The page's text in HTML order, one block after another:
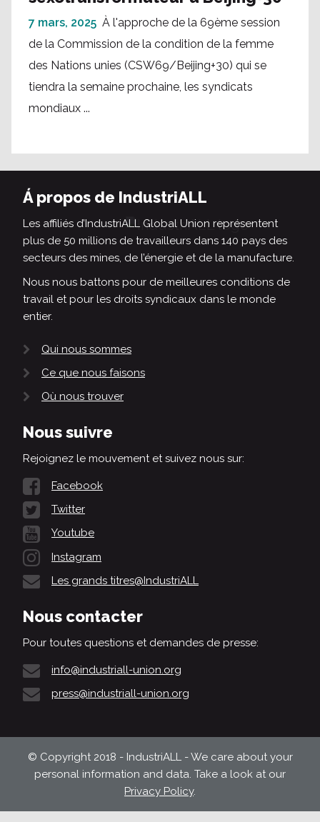
7 mars, 2025 À l'approche de la 69ème session
de la Commission de la condition de la femme
des Nations unies (CSW69/Beijing+30) qui se
tiendra la semaine prochaine, les syndicats
mondiaux ...
Á propos de IndustriALL
Les affiliés d’IndustriALL Global Union représentent
plus de 50 millions de travailleurs dans 140 pays des
secteurs des mines, de l’énergie et de la manufacture.
Nous nous battons pour de meilleures conditions de
travail et pour les droits syndicaux dans le monde
entier.
Qui nous sommes
Ce que nous faisons
Où nous trouver
Nous suivre
Rejoignez le mouvement et suivez nous sur:
Facebook
Twitter
Youtube
Instagram
Les grands titres@IndustriALL
Nous contacter
Pour toutes questions et demandes de presse:
info@industriall-union.org
press@industriall-union.org
© Copyright 2018 - IndustriALL - We care about your
personal information and data. Take a look at our
Privacy Policy.